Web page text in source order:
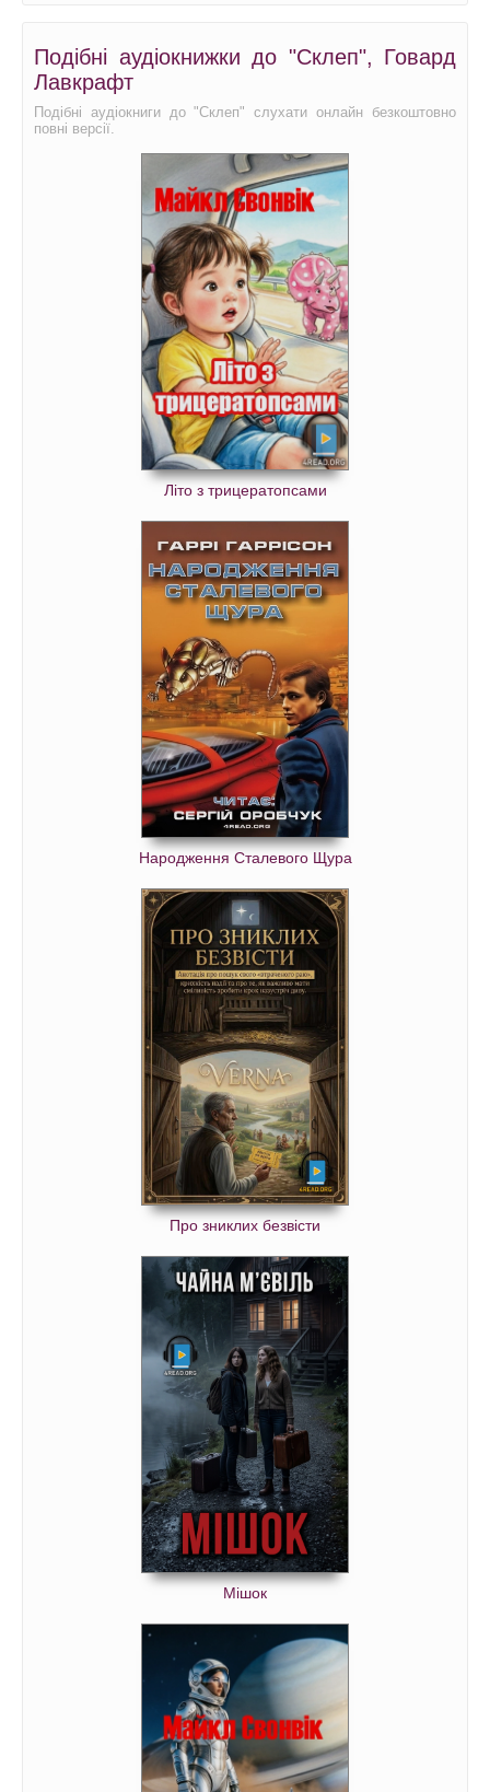
Подібні аудіокнижки до "Склеп", Говард
Лавкрафт
Подібні аудіокниги до "Склеп" слухати онлайн безкоштовно
повні версії.
Літо з трицератопсами
Народження Сталевого Щура
Про зниклих безвісти
Мішок